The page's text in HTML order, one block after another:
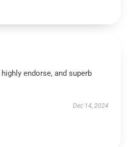
endorse, and superb
Dec 14, 2024